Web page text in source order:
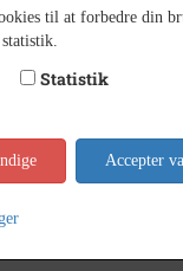
Mikkels Kirke
til at forbedre din
Statistik
Accepter